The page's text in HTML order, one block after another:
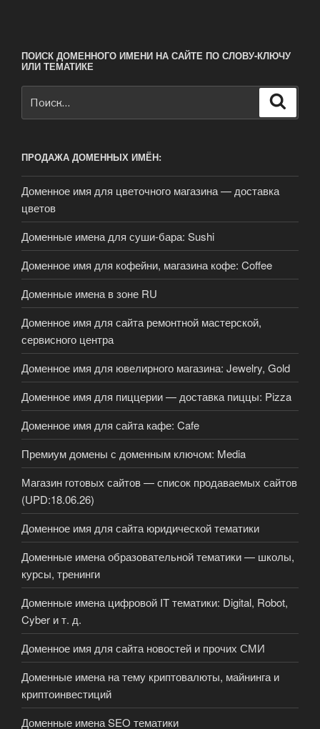
ПОИСК ДОМЕННОГО ИМЕНИ НА САЙТЕ ПО СЛОВУ-КЛЮЧУ
ИЛИ ТЕМАТИКЕ
ПРОДАЖА ДОМЕННЫХ ИМЁН:
Доменное имя для цветочного магазина — доставка
цветов
Доменные имена для суши-бара: Sushi
Доменное имя для кофейни, магазина кофе: Coffee
Доменные имена в зоне RU
Доменное имя для сайта ремонтной мастерской,
сервисного центра
Доменное имя для ювелирного магазина: Jewelry, Gold
Доменное имя для пиццерии — доставка пиццы: Pizza
Доменное имя для сайта кафе: Cafe
Премиум домены с доменным ключом: Media
Магазин готовых сайтов — список продаваемых сайтов
(UPD:18.06.26)
Доменное имя для сайта юридической тематики
Доменные имена образовательной тематики — школы,
курсы, тренинги
Доменные имена цифровой IT тематики: Digital, Robot,
Cyber и т. д.
Доменное имя для сайта новостей и прочих СМИ
Доменные имена на тему криптовалюты, майнинга и
криптоинвестиций
Доменные имена SEO тематики